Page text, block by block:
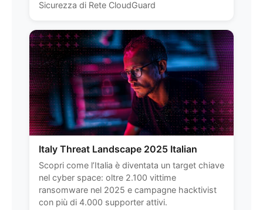
Sicurezza di Rete CloudGuard
Italy Threat Landscape 2025 Italian
Scopri come l’Italia è diventata un target chiave
nel cyber space: oltre 2.100 vittime
ransomware nel 2025 e campagne hacktivist
con più di 4.000 supporter attivi.